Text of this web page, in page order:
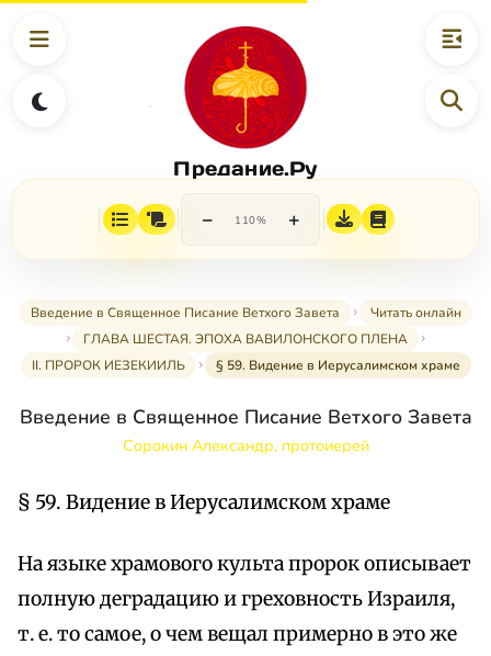
Предание.Ру
− 110% +
Введение в Священное Писание Ветхого Завета
Читать онлайн
ГЛАВА ШЕСТАЯ. ЭПОХА ВАВИЛОНСКОГО ПЛЕНА
II. ПРОРОК ИЕЗЕКИИЛЬ
§ 59. Видение в Иерусалимском храме
Введение в Священное Писание Ветхого Завета
Сорокин Александр, протоиерей
§ 59. Видение в Иерусалимском храме
На языке храмового культа пророк описывает
полную деградацию и греховность Израиля,
т. е. то самое, о чем вещал примерно в это же